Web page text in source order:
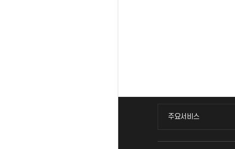
주요서비스
주요서비스
교무회의방송